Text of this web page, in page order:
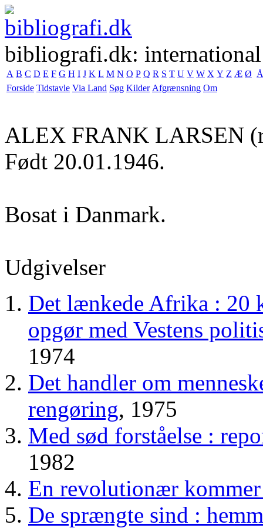
bibliografi.dk:
A B C D E F G H I J K L M N O P Q R S T U V W X Y Z Æ Ø Å
Forside Tidstavle Via Land Søg Kilder Afgrænsning Om
ALEX FRANK LARSEN
Født 20.01.1946.
Bosat i Danmark.
Udgivelser
Det lænkede Afrika : 20
opgør med Vestens
1974
Det handler om
rengøring, 1975
Med sød forståelse :
1982
En revolutionær
De sprængte sind :